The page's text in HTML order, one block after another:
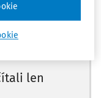
len